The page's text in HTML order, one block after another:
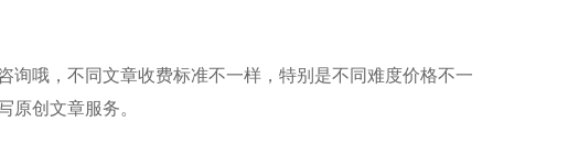
询哦，不同文章收费标准不一样，特别是不同难度价格不一
原创文章服务。